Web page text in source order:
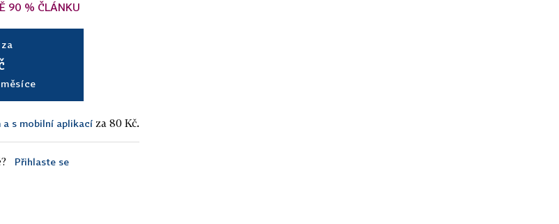
90 % ČLÁNKU
a s mobilní aplikací za 80 Kč.
Přihlaste se